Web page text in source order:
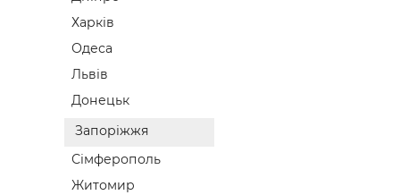
Харків
Одеса
Львів
Донецьк
Запоріжжя
Сімферополь
Житомир